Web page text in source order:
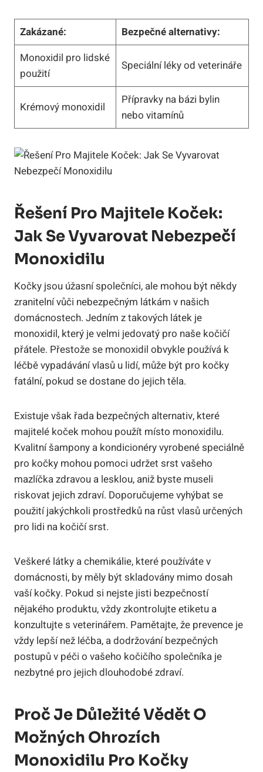
Zakázané:
Bezpečné alternativy:
Monoxidil pro lidské
použití
Speciální léky od veterináře
Krémový monoxidil
Přípravky na bázi bylin
nebo vitamínů
Řešení Pro Majitele Koček:
Jak Se Vyvarovat Nebezpečí
Monoxidilu
Kočky jsou úžasní společníci, ale mohou být někdy
zranitelní vůči nebezpečným látkám v našich
domácnostech. Jedním z takových látek je
monoxidil, který je velmi jedovatý pro naše kočičí
přátele. Přestože se monoxidil obvykle používá k
léčbě vypadávání vlasů u lidí, může být pro kočky
fatální, pokud se dostane do jejich těla.
Existuje však řada bezpečných alternativ, které
majitelé koček mohou použít místo monoxidilu.
Kvalitní šampony a kondicionéry vyrobené speciálně
pro kočky mohou pomoci udržet srst vašeho
mazlíčka zdravou a lesklou, aniž byste museli
riskovat jejich zdraví. Doporučujeme vyhýbat se
použití jakýchkoli prostředků na růst vlasů určených
pro lidi na kočičí srst.
Veškeré látky a chemikálie, které používáte v
domácnosti, by měly být skladovány mimo dosah
vaší kočky. Pokud si nejste jisti bezpečností
nějakého produktu, vždy zkontrolujte etiketu a
konzultujte s veterinářem. Pamětajte, že prevence je
vždy lepší než léčba, a dodržování bezpečných
postupů v péči o vašeho kočičího společníka je
nezbytné pro jejich dlouhodobé zdraví.
Proč Je Důležité Vědět O
Možných Ohrozích
Monoxidilu Pro Kočky